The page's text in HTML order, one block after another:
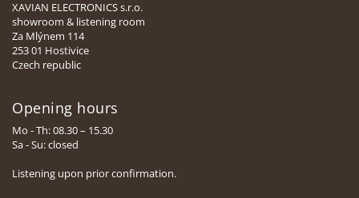
XAVIAN ELECTRONICS s.r.o.
showroom & listening room
Za Mlýnem 114
253 01 Hostivice
Czech republic
Opening hours
Mo - Th: 08.30 – 15.30
Sa - Su: closed
Listening upon prior confirmation.